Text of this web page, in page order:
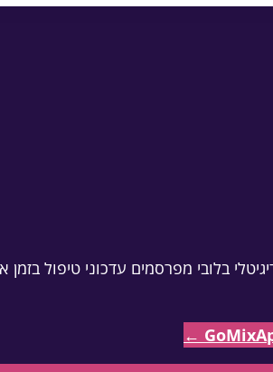
בלובי מפרסמים עדכוני טיפול